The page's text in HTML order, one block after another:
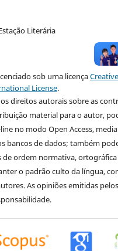
Literária
sob uma licença
License.
direitos autorais sobre as
material para o autor,
no modo Open Access,
bancos de dados; também
de ordem normativa,
o padrão culto da língua,
As opiniões emitidas